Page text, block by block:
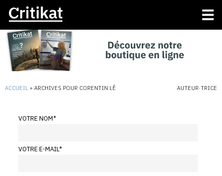
ACCUEIL » ARCHIVES POUR CORENTIN LÊ AUTEUR·TRICE
VOTRE NOM*
VOTRE E-MAIL*